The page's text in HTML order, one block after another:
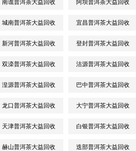
南谯普洱茶大益回收 阿坝普洱茶大益回收
城南普洱茶大益回收 宜昌普洱茶大益回收
新河普洱茶大益回收 登封普洱茶大益回收
双滦普洱茶大益回收 沽源普洱茶大益回收
湟源普洱茶大益回收 巴中普洱茶大益回收
龙口普洱茶大益回收 大宁普洱茶大益回收
天津普洱茶大益回收 白银普洱茶大益回收
赫山普洱茶大益回收 迭部普洱茶大益回收